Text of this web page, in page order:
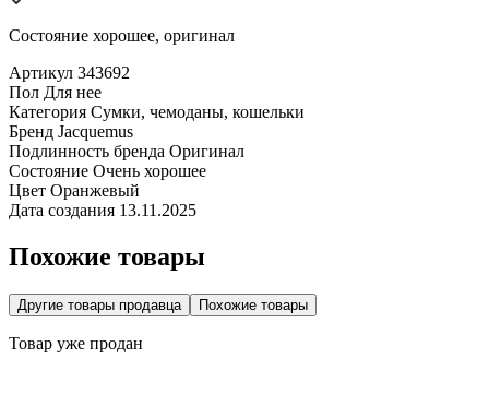
Состояние хорошее, оригинал
Артикул 343692
Пол Для нее
Категория Сумки, чемоданы, кошельки
Бренд Jacquemus
Подлинность бренда Оригинал
Состояние Очень хорошее
Цвет Оранжевый
Дата создания 13.11.2025
Похожие товары
Другие товары продавца Похожие товары
Товар уже продан